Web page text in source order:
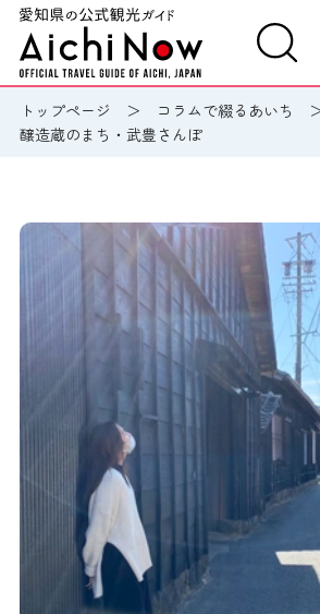
トップページ
コラムで綴るあいち
醸造蔵のまち・武豊さんぽ